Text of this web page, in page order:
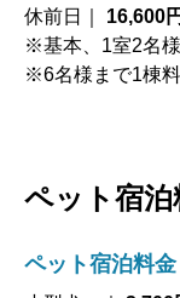
休前日｜
16,600
※基本、1室2名
※6名様まで1棟
ペット宿泊
ペット宿泊料金